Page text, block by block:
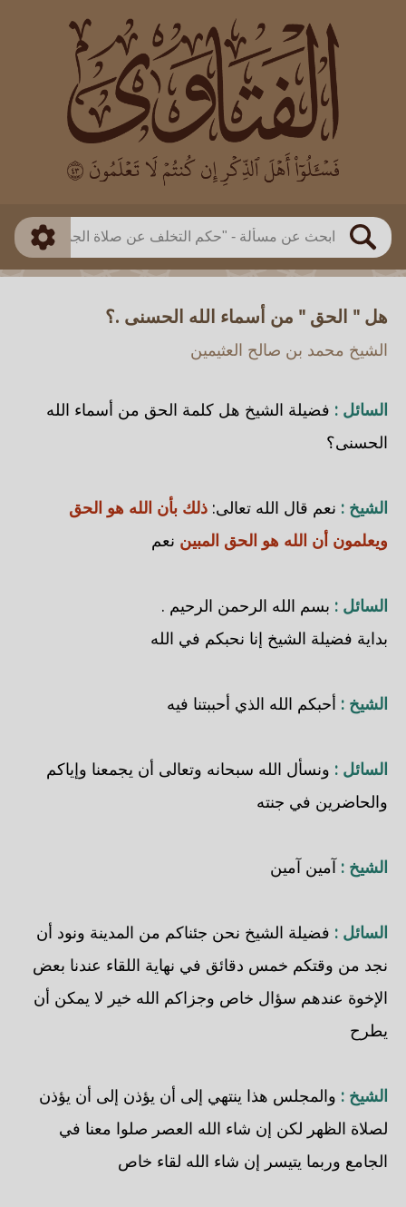
بحث
العالم
بن باز
بن العثيمين
اللجنة الدائمة
طريقة البحث
ذكي
هل " الحق " من أسماء الله الحسنى .؟
الشيخ محمد بن صالح العثيمين
السائل : فضيلة الشيخ هل كلمة الحق من أسماء الله
الحسنى؟
الشيخ : نعم قال الله تعالى: ذلك بأن الله هو الحق
ويعلمون أن الله هو الحق المبين نعم
السائل : بسم الله الرحمن الرحيم .
بداية فضيلة الشيخ إنا نحبكم في الله
الشيخ : أحبكم الله الذي أحببتنا فيه
السائل : ونسأل الله سبحانه وتعالى أن يجمعنا وإياكم
والحاضرين في جنته
الشيخ : آمين آمين
السائل : فضيلة الشيخ نحن جئناكم من المدينة ونود أن
نجد من وقتكم خمس دقائق في نهاية اللقاء عندنا بعض
الإخوة عندهم سؤال خاص وجزاكم الله خير لا يمكن أن
يطرح
الشيخ : والمجلس هذا ينتهي إلى أن يؤذن إلى أن يؤذن
لصلاة الظهر لكن إن شاء الله العصر صلوا معنا في
الجامع وربما يتيسر إن شاء الله لقاء خاص